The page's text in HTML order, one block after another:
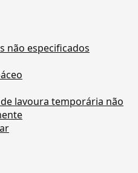
não especificados
lavoura temporária não